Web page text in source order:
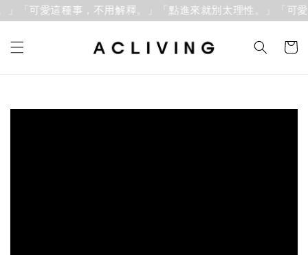
「可愛這種事，不用解釋。」 「點進來就別太理性。」「可愛